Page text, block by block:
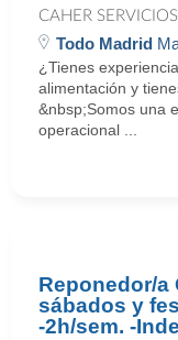
CAHER
Todo Madrid
¿Tienes
alimentación y
&nbsp;Somos una
operacional ...
Reponedor/a
sábados y
-2h/sem. -